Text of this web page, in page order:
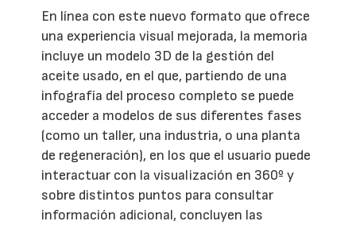
En línea con este nuevo formato que ofrece
una experiencia visual mejorada, la memoria
incluye un modelo 3D de la gestión del
aceite usado, en el que, partiendo de una
infografía del proceso completo se puede
acceder a modelos de sus diferentes fases
(como un taller, una industria, o una planta
de regeneración), en los que el usuario puede
interactuar con la visualización en 360º y
sobre distintos puntos para consultar
información adicional, concluyen las